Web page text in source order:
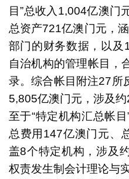
目”总收入1,004亿澳门
总资产721亿澳门元，
部门的财务数据，以及
自治机构的管理帐目，
录。综合帐目附注27所
5,805亿澳门元，涉及约
至于“特定机构汇总帐
总费用147亿澳门元、
盖8个特定机构，涉及
权责发生制会计理论与